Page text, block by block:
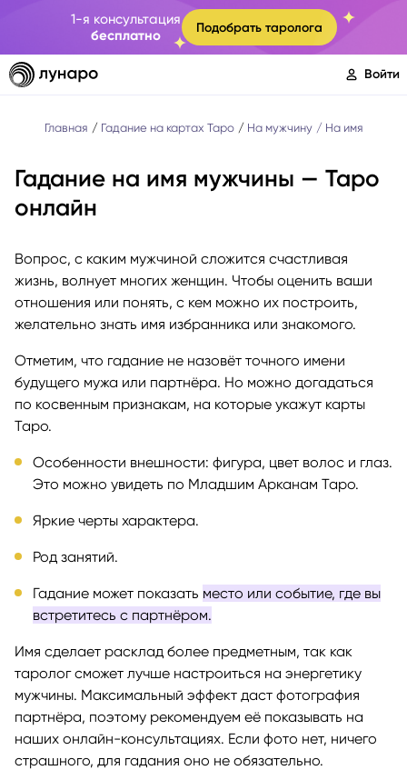
1-я консультация
бесплатно
Подобрать таролога
Войти
Главная Гадание на картах Таро На мужчину На имя
Гадание на имя мужчины — Таро
онлайн
Вопрос, с каким мужчиной сложится счастливая
жизнь, волнует многих женщин. Чтобы оценить ваши
отношения или понять, с кем можно их построить,
желательно знать имя избранника или знакомого.
Отметим, что гадание не назовёт точного имени
будущего мужа или партнёра. Но можно догадаться
по косвенным признакам, на которые укажут карты
Таро.
Особенности внешности: фигура, цвет волос и глаз.
Это можно увидеть по Младшим Арканам Таро.
Яркие черты характера.
Род занятий.
Гадание может показать место или событие, где вы
встретитесь с партнёром.
Имя сделает расклад более предметным, так как
таролог сможет лучше настроиться на энергетику
мужчины. Максимальный эффект даст фотография
партнёра, поэтому рекомендуем её показывать на
наших онлайн-консультациях. Если фото нет, ничего
страшного, для гадания оно не обязательно.